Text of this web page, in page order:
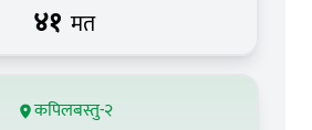
४१ मत
कपिलबस्तु-२